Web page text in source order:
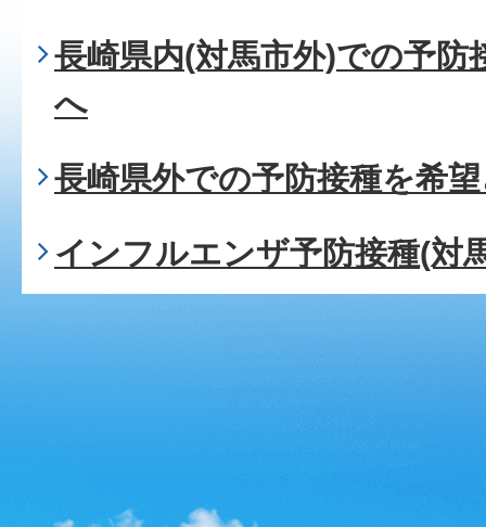
長崎県内(対馬市外)での予防
へ
長崎県外での予防接種を希
インフルエンザ予防接種(対